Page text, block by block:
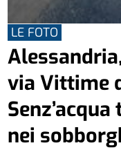
LE FOTO
via Vittime
nei